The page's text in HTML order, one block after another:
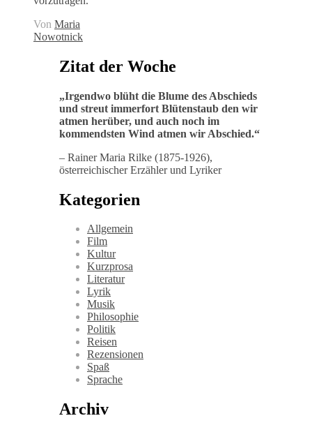
Von Maria
Nowotnick
Zitat der Woche
„Irgendwo blüht die Blume des Abschieds
und streut immerfort Blütenstaub den wir
atmen herüber, und auch noch im
kommendsten Wind atmen wir Abschied.“
– Rainer Maria Rilke (1875-1926),
österreichischer Erzähler und Lyriker
Kategorien
Allgemein
Film
Kultur
Kurzprosa
Literatur
Lyrik
Musik
Philosophie
Politik
Reisen
Rezensionen
Spaß
Sprache
Archiv